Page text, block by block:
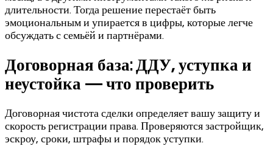
длительности. Тогда решение перестаёт быть
эмоциональным и упирается в цифры, которые легче
обсуждать с семьёй и партнёрами.
Договорная база: ДДУ, уступка и
неустойка — что проверить
Договорная чистота сделки определяет вашу защиту и
скорость регистрации права. Проверяются застройщик,
эскроу, сроки, штрафы и порядок уступки.